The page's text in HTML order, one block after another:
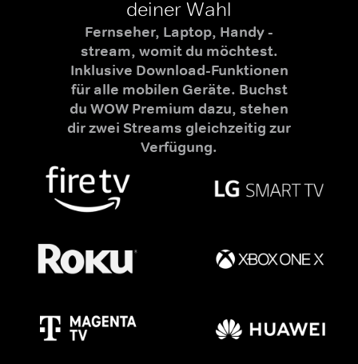
deiner Wahl
Fernseher, Laptop, Handy -
stream, womit du möchtest.
Inklusive Download-Funktionen
für alle mobilen Geräte. Buchst
du WOW Premium dazu, stehen
dir zwei Streams gleichzeitig zur
Verfügung.